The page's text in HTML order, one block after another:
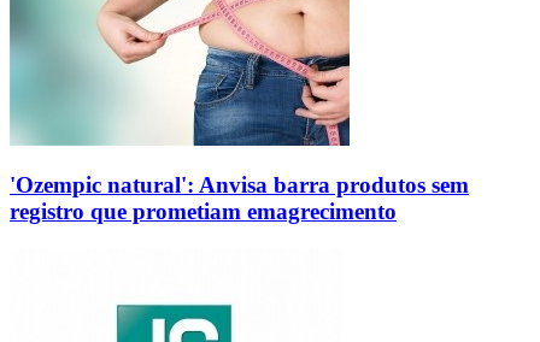
'Ozempic natural': Anvisa barra produtos sem
registro que prometiam emagrecimento